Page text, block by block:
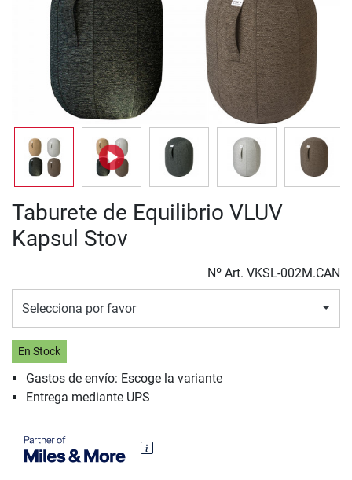
Taburete de Equilibrio VLUV
Kapsul Stov
Nº Art. VKSL-002M.CAN
Selecciona por favor
En Stock
Gastos de envío: Escoge la variante
Entrega mediante UPS